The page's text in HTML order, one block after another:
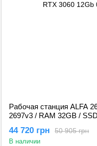
Рабочая станция ALFA
2697v3 / RAM 32GB /
50 905 грн
44 720 грн
В наличии